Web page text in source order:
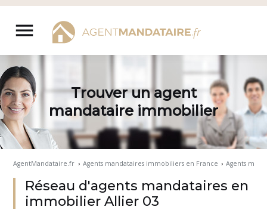
Aller
contenu
menu
Trouver un agent
mandataire immobilier
AgentMandataire.fr › Agents mandataires immobiliers en France › Agents
Réseau d'agents mandataires en
immobilier Allier 03